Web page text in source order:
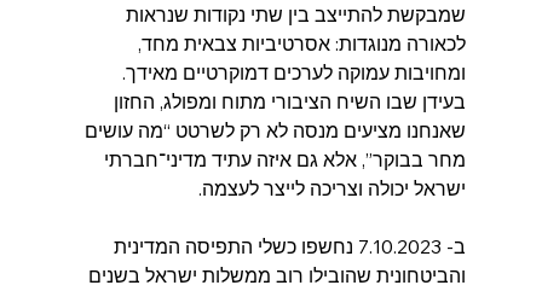
שמבקשת להתייצב בין שתי נקודות שנראות
לכאורה מנוגדות: אסרטיביות צבאית מחד,
ומחויבות עמוקה לערכים דמוקרטיים מאידך.
בעידן שבו השיח הציבורי מתוח ומפולג, החזון
שאנחנו מציעים מנסה לא רק לשרטט “מה עושים
מחר בבוקר”, אלא גם איזה עתיד מדיני־חברתי
ישראל יכולה וצריכה לייצר לעצמה.
ב- 7.10.2023 נחשפו כשלי התפיסה המדינית
והביטחונית שהובילו רוב ממשלות ישראל בשנים